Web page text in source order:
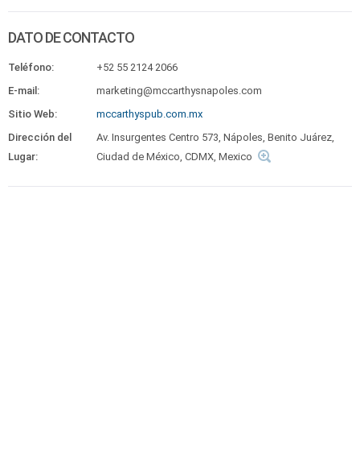
DATO DE CONTACTO
Teléfono:
+52 55 2124 2066
E-mail:
marketing@mccarthysnapoles.com
Sitio Web:
mccarthyspub.com.mx
Dirección del
Lugar:
Av. Insurgentes Centro 573, Nápoles, Benito Juárez,
Ciudad de México, CDMX, Mexico